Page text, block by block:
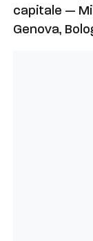
capitale —
Genova,